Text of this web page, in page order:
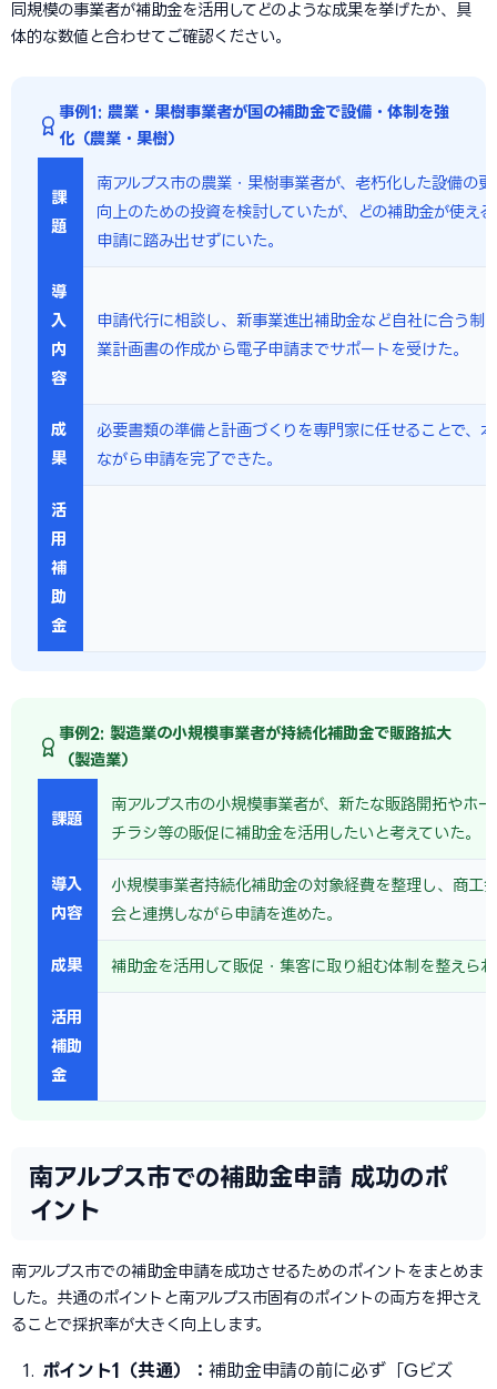
同規模の事業者が補助金を活用してどのような成果を挙げたか、具
体的な数値と合わせてご確認ください。
事例1: 農業・果樹事業者が国の補助金で設備・体制を強
化（農業・果樹）
課
題
南アルプス市の農業・果樹事業者が、老朽化した設備の
向上のための投資を検討していたが、どの補助金が使え
申請に踏み出せずにいた。
導
入
内
容
申請代行に相談し、新事業進出補助金など自社に合う制
業計画書の作成から電子申請までサポートを受けた。
成
果
必要書類の準備と計画づくりを専門家に任せることで、
ながら申請を完了できた。
活
用
補
助
金
事例2: 製造業の小規模事業者が持続化補助金で販路拡大
（製造業）
課題
南アルプス市の小規模事業者が、新たな販路開拓やホー
チラシ等の販促に補助金を活用したいと考えていた。
導入
内容
小規模事業者持続化補助金の対象経費を整理し、商工
会と連携しながら申請を進めた。
成果 補助金を活用して販促・集客に取り組む体制を整えら
活用
補助
金
南アルプス市での補助金申請 成功のポ
イント
南アルプス市での補助金申請を成功させるためのポイントをまとめま
した。共通のポイントと南アルプス市固有のポイントの両方を押さえ
ることで採択率が大きく向上します。
ポイント1（共通）： 補助金申請の前に必ず「Gビズ